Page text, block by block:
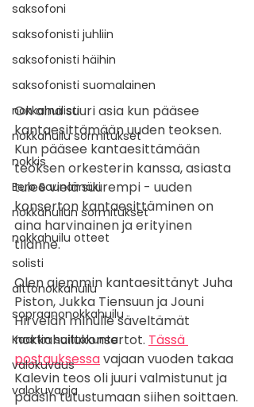
saksofoni
saksofonisti juhliin
saksofonisti häihin
saksofonisti suomalainen
nokkahuilisti
nokkahuilu sormitukset
nokkis
Eero Saunamäki
nokkahuilun sormitukset
nokkahuilu otteet
solisti
alttonokkahuilu
sopraanonokkahuilu
Kaartin soittokunta
valokuvaus
valokuvaaja
On aina suuri asia kun pääsee
kantaesittämään uuden teoksen.
Kun pääsee kantaesittämään
teoksen orkesterin kanssa, asiasta
tulee vielä suurempi - uuden
konserton kantaesittäminen on
aina harvinainen ja erityinen
tilanne.
Olen aiemmin kantaesittänyt Juha
Piston, Jukka Tiensuun ja Jouni
Hirvelän minulle säveltämät
nokkahuilukonsertot. Tässä
postauksessa vajaan vuoden takaa
Kalevin teos oli juuri valmistunut ja
pääsin tutustumaan siihen soittaen.